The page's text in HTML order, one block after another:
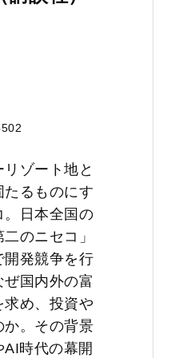
ゾート地と
たるものにす
。日本全国の
のニセコ」
開発競争を行
国内外の富
め、投資や
か。その背景
時代の幕開